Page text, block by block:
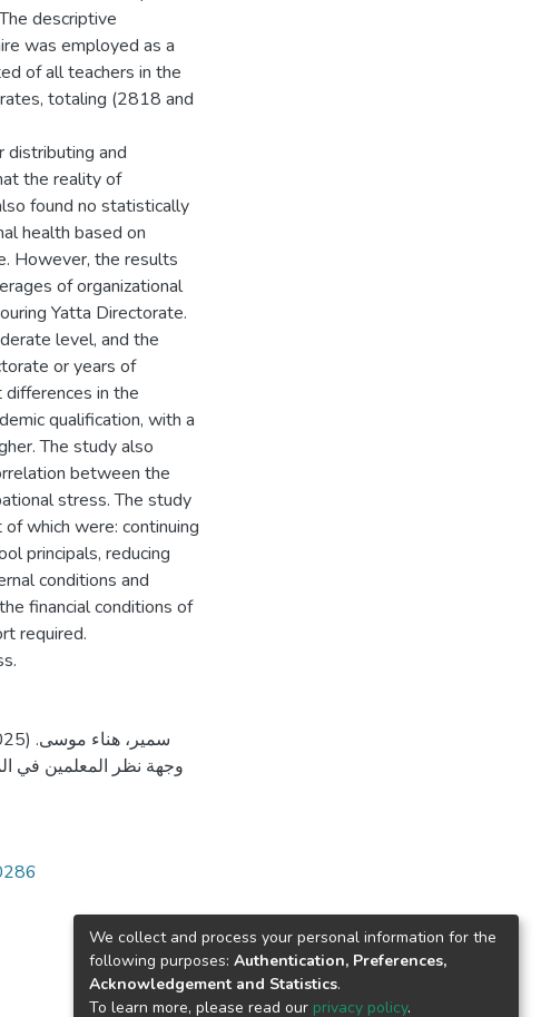
descriptive
was employed as a
of all teachers in the
totaling (2818 and
and
the reality of
found no statistically
health based on
However, the results
of organizational
Yatta Directorate.
level, and the
or years of
in the
qualification, with a
The study also
between the
stress. The study
which were: continuing
principals, reducing
conditions and
financial conditions of
required.
وجهة نظر المعلمين في
We collect and process your personal information for the
following purposes: Authentication, Preferences,
Acknowledgement and Statistics.
To learn more, please read our privacy policy.